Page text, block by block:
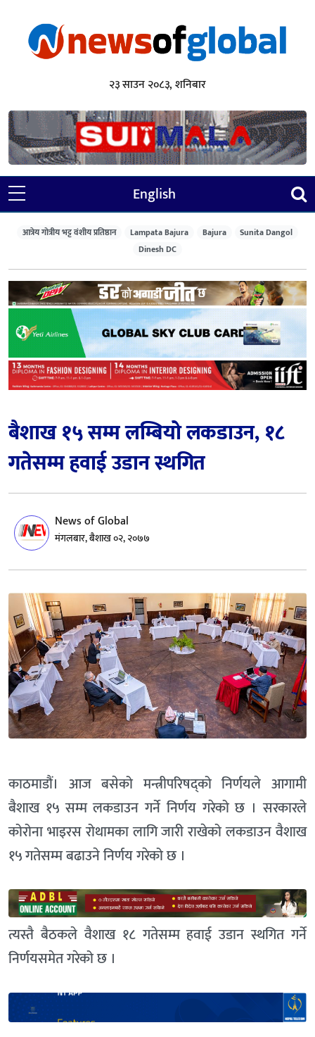
२३ साउन २०८३, शनिबार
English
आत्रेय गोत्रीय भट्ट वंशीय प्रतिष्ठान Lampata Bajura Bajura
Sunita Dangol
Dinesh DC
बैशाख १५ सम्म लम्बियो लकडाउन, १८
गतेसम्म हवाई उडान स्थगित
News of Global
मंगलबार, बैशाख ०२, २०७७
काठमाडौं। आज बसेको मन्त्रीपरिषद्को निर्णयले आगामी
बैशाख १५ सम्म लकडाउन गर्ने निर्णय गरेको छ । सरकारले
कोरोना भाइरस रोथामका लागि जारी राखेको लकडाउन वैशाख
१५ गतेसम्म बढाउने निर्णय गरेको छ ।
त्यस्तै बैठकले वैशाख १८ गतेसम्म हवाई उडान स्थगित गर्ने
निर्णयसमेत गरेको छ ।